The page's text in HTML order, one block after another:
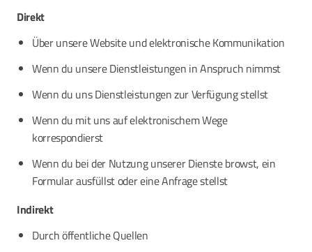
Direkt
Über unsere Website und elektronische Kommunikation
Wenn du unsere Dienstleistungen in Anspruch nimmst
Wenn du uns Dienstleistungen zur Verfügung stellst
Wenn du mit uns auf elektronischem Wege
korrespondierst
Wenn du bei der Nutzung unserer Dienste browst, ein
Formular ausfüllst oder eine Anfrage stellst
Indirekt
Durch öffentliche Quellen